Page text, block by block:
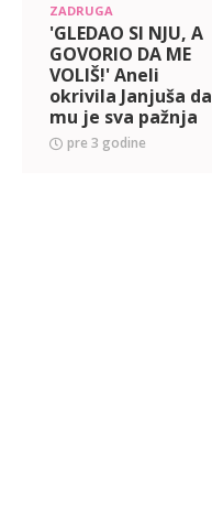
ZADRUGA
'GLEDAO SI NJU, A
GOVORIO DA ME
VOLIŠ!' Aneli
okrivila Janjuša da
mu je sva pažnja
usmerena ka Maji,
on zasevao poput
pre 3 godine